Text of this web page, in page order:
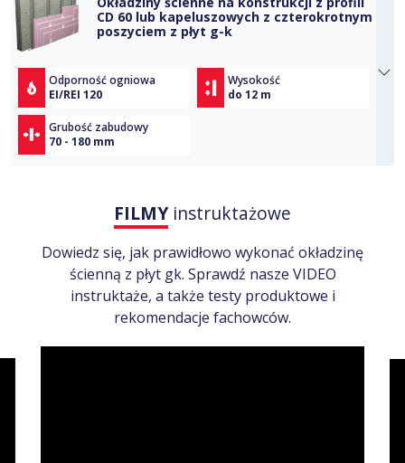
CD 60 lub kapeluszowych z czterokrotnym
poszyciem z płyt g-k
Odporność ogniowa
EI/REI 120
Wysokość
do 12 m
Grubość zabudowy
70 - 180 mm
FILMYinstruktażowe
Dowiedz się, jak prawidłowo wykonać okładzinę
ścienną z płyt gk. Sprawdź nasze VIDEO
instruktaże, a także testy produktowe i
rekomendacje fachowców.